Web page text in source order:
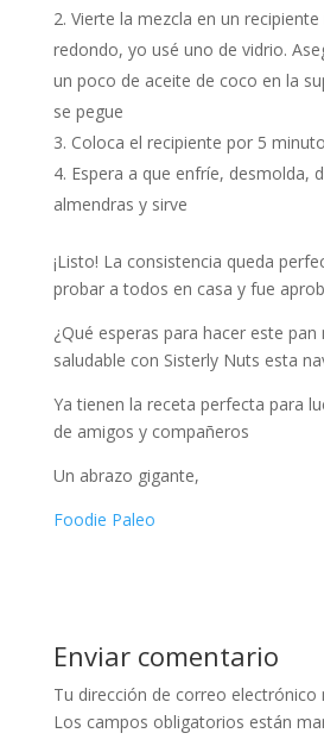
Vierte la mezcla en un
redondo, yo usé uno de vidrio.
un poco de aceite de coco en la
se pegue
Coloca el recipiente por 5
Espera a que enfríe, desmolda,
almendras y sirve
¡Listo! La consistencia queda
probar a todos en casa y fue
¿Qué esperas para hacer este pan
saludable con Sisterly Nuts esta
Ya tienen la receta perfecta para
de amigos y compañeros
Un abrazo gigante,
Foodie Paleo
Enviar comentario
Tu dirección de correo electrónico
Los campos obligatorios están